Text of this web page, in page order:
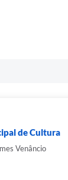
de Cultura
Venâncio